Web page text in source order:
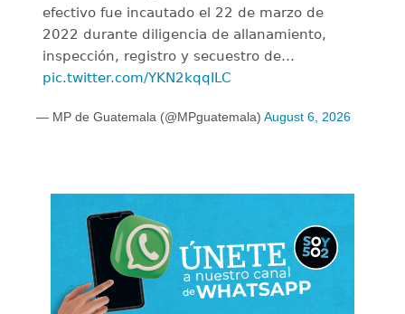
efectivo fue incautado el 22 de marzo de
2022 durante diligencia de allanamiento,
inspección, registro y secuestro de…
pic.twitter.com/YKN2kqqILC
— MP de Guatemala (@MPguatemala) August 6, 2026